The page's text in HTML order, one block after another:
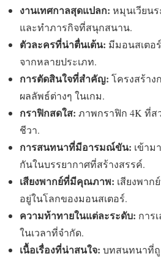
งานเทศกาลสุดแปลก: หมุนเวียน
และทำภารกิจที่สนุกสนาน.
ตัวละครที่น่าตื่นเต้น: มีมอนสเตอ
จากหลายประเภท.
การตัดสินใจที่สำคัญ: โครงสร้าง
ผลลัพธ์ต่างๆ ในเกม.
กราฟิกสดใส: ภาพกราฟิก 4K ที่
ชีวา.
การสนทนาที่มีอารมณ์ขัน: เข้าม
กันในบรรยากาศที่สร้างสรรค์.
เสียงพากย์ที่มีคุณภาพ: เสียงพา
อยู่ในโลกของมอนสเตอร์.
ความท้าทายในแต่ละระดับ: การ
ในเวลาที่จำกัด.
เนื้อเรื่องที่น่าสนใจ: บทสนทนาที่